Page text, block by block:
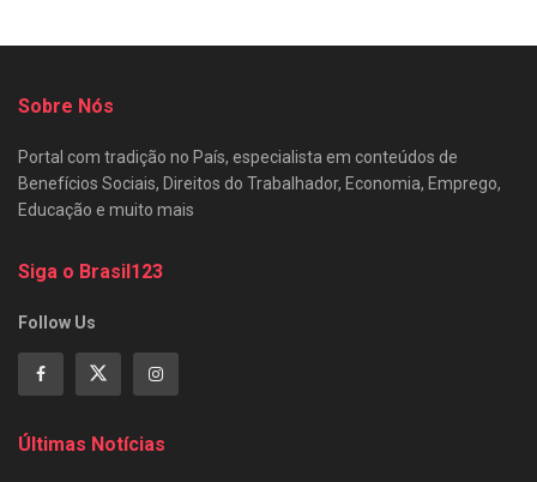
Sobre Nós
Portal com tradição no País, especialista em conteúdos de
Benefícios Sociais, Direitos do Trabalhador, Economia, Emprego,
Educação e muito mais
Siga o Brasil123
Follow Us
Últimas Notícias